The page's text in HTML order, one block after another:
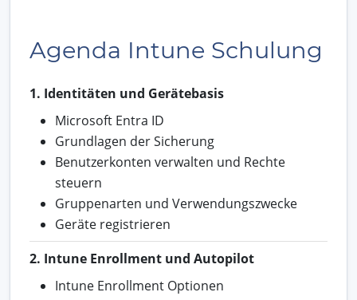
Agenda Intune Schulung
1. Identitäten und Gerätebasis
Microsoft Entra ID
Grundlagen der Sicherung
Benutzerkonten verwalten und Rechte
steuern
Gruppenarten und Verwendungszwecke
Geräte registrieren
2. Intune Enrollment und Autopilot
Intune Enrollment Optionen